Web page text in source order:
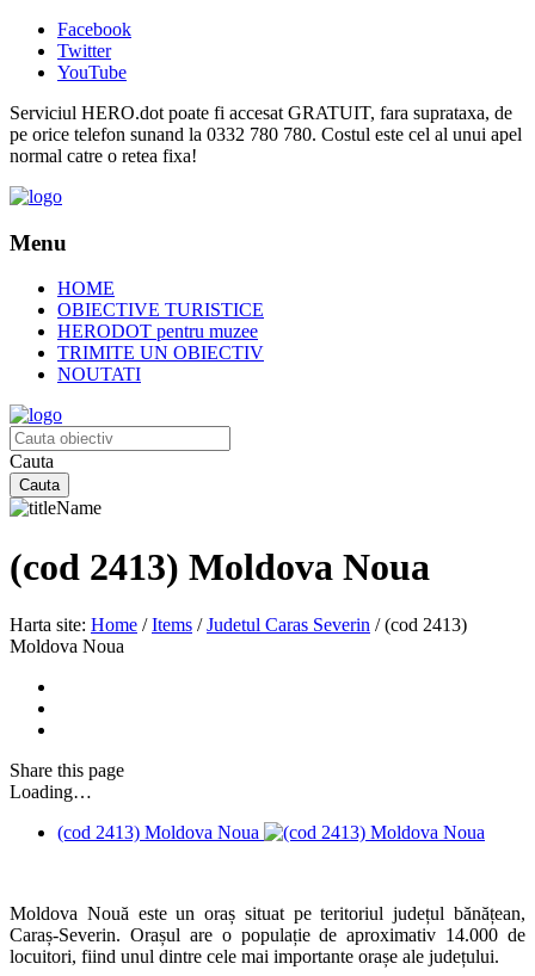
Facebook
Twitter
YouTube
Serviciul HERO.dot poate fi accesat GRATUIT, fara suprataxa, de
pe orice telefon sunand la 0332 780 780. Costul este cel al unui apel
normal catre o retea fixa!
Menu
HOME
OBIECTIVE TURISTICE
HERODOT pentru muzee
TRIMITE UN OBIECTIV
NOUTATI
Cauta
(cod 2413) Moldova Noua
Harta site: Home / Items / Judetul Caras Severin / (cod 2413)
Moldova Noua
Share this page
Loading…
(cod 2413) Moldova Noua
Moldova Nouă este un oraș situat pe teritoriul județul bănățean,
Caraș-Severin. Orașul are o populație de aproximativ 14.000 de
locuitori, fiind unul dintre cele mai importante orașe ale județului.